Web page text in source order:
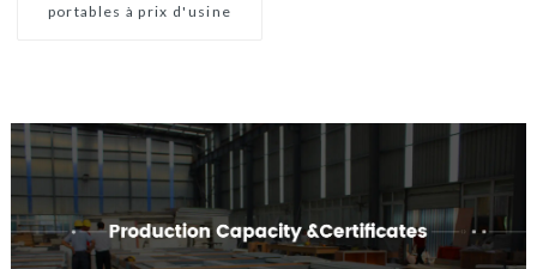
portables à prix d'usine